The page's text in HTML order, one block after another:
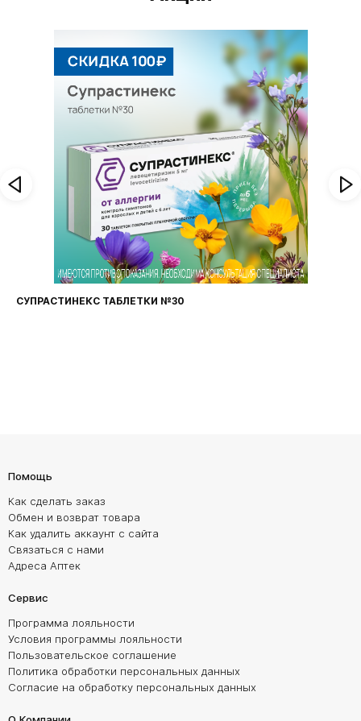
СУПРАСТИНЕКС ТАБЛЕТКИ №30
Помощь
Как сделать заказ
Обмен и возврат товара
Как удалить аккаунт с сайта
Связаться с нами
Адреса Аптек
Сервис
Программа лояльности
Условия программы лояльности
Пользовательское соглашение
Политика обработки персональных данных
Согласие на обработку персональных данных